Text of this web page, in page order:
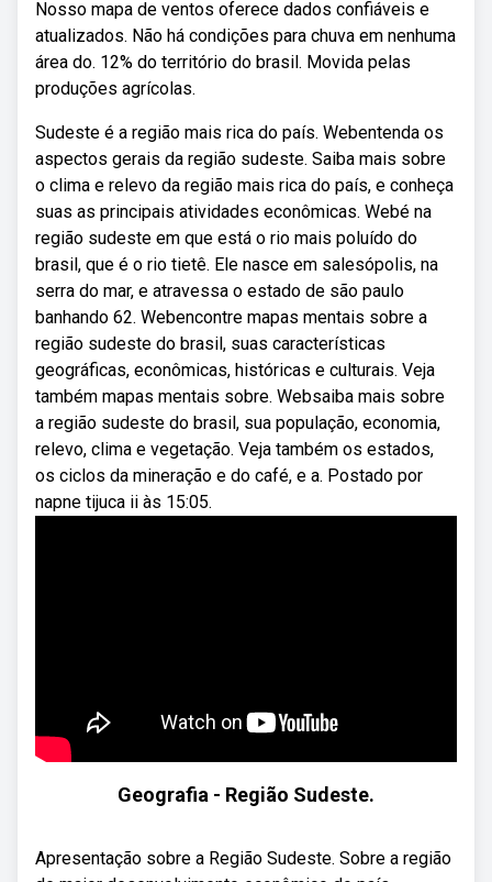
Nosso mapa de ventos oferece dados confiáveis e
atualizados. Não há condições para chuva em nenhuma
área do. 12% do território do brasil. Movida pelas
produções agrícolas.
Sudeste é a região mais rica do país. Webentenda os
aspectos gerais da região sudeste. Saiba mais sobre
o clima e relevo da região mais rica do país, e conheça
suas as principais atividades econômicas. Webé na
região sudeste em que está o rio mais poluído do
brasil, que é o rio tietê. Ele nasce em salesópolis, na
serra do mar, e atravessa o estado de são paulo
banhando 62. Webencontre mapas mentais sobre a
região sudeste do brasil, suas características
geográficas, econômicas, históricas e culturais. Veja
também mapas mentais sobre. Websaiba mais sobre
a região sudeste do brasil, sua população, economia,
relevo, clima e vegetação. Veja também os estados,
os ciclos da mineração e do café, e a. Postado por
napne tijuca ii às 15:05.
Geografia - Região Sudeste.
Apresentação sobre a Região Sudeste. Sobre a região